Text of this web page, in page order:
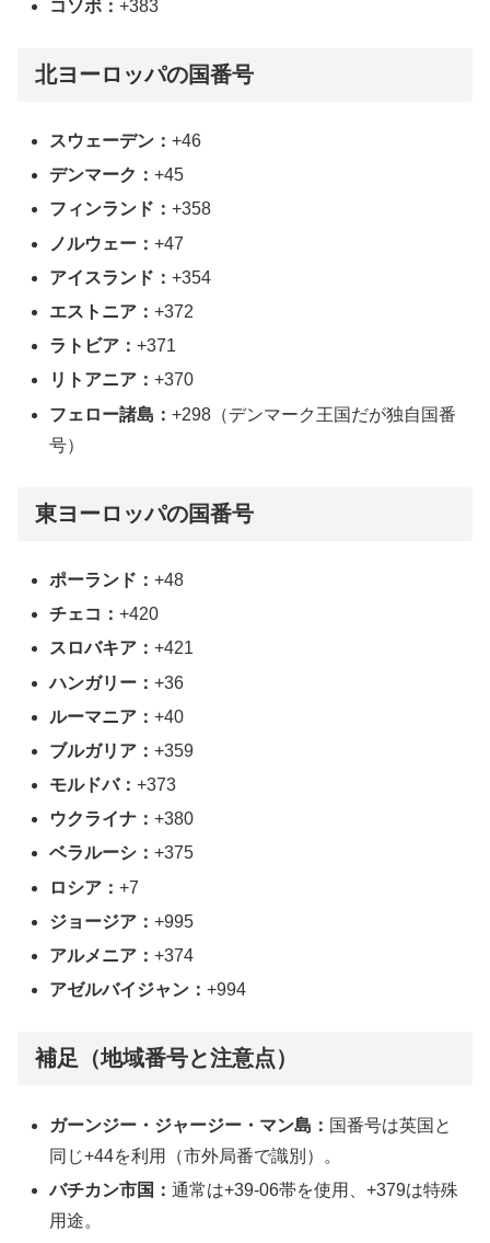
コソボ：+383
北ヨーロッパの国番号
スウェーデン：+46
デンマーク：+45
フィンランド：+358
ノルウェー：+47
アイスランド：+354
エストニア：+372
ラトビア：+371
リトアニア：+370
フェロー諸島：+298（デンマーク王国だが独自国番
号）
東ヨーロッパの国番号
ポーランド：+48
チェコ：+420
スロバキア：+421
ハンガリー：+36
ルーマニア：+40
ブルガリア：+359
モルドバ：+373
ウクライナ：+380
ベラルーシ：+375
ロシア：+7
ジョージア：+995
アルメニア：+374
アゼルバイジャン：+994
補足（地域番号と注意点）
ガーンジー・ジャージー・マン島： 国番号は英国と
同じ+44を利用（市外局番で識別）。
バチカン市国：通常は+39-06帯を使用、+379は特殊
用途。